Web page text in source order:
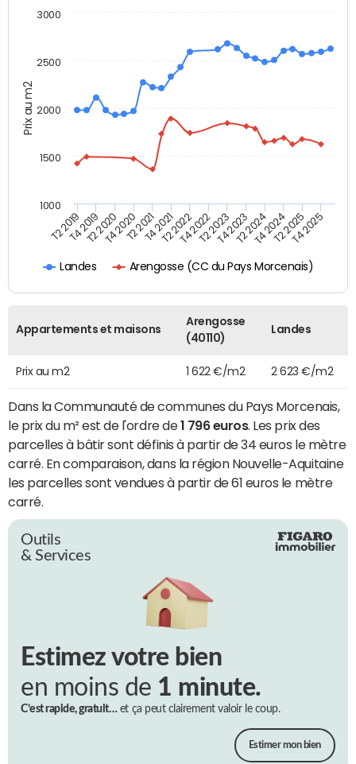
Prix au m2
Landes Arengosse (CC du Pays Morcenais)
T2 2019T4 2019T2 2020T4 2020T2 2021T4 2021T2 2022T4 2022T2 2023T4 2023T2 2024T4 2024T2 2025T4 2025
1000
1500
2000
2500
3000
Appartements et maisons
Arengosse
(40110)
Landes
Prix au m2 1 622 €/m2 2 623 €/m2
Dans la Communauté de communes du Pays Morcenais,
le prix du m² est de l'ordre de1 796 euros. Les prix des
parcelles à bâtir sont définis à partir de 34 euros le mètre
carré. En comparaison, dans la région Nouvelle-Aquitaine
les parcelles sont vendues à partir de 61 euros le mètre
carré.
Outils
& Services
Estimez votre bien
en moins de 1 minute.
C’est rapide, gratuit…et ça peut clairement valoir le coup.
Estimer mon bien